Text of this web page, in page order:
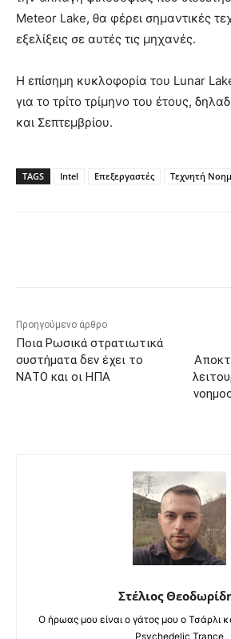
Meteor Lake, θα φέρει σημαντικές
εξελίξεις σε αυτές τις μηχανές.
Η επίσημη κυκλοφορία του Lunar
για το τρίτο τρίμηνο του έτους,
και Σεπτεμβρίου.
TAGS Intel Επεξεργαστές Τεχνητή
Προηγούμενο άρθρο
Ποια Ρωσικά στρατιωτικά
συστήματα δεν έχει το
ΝΑΤΟ και οι ΗΠΑ
Στέλιος
Ο ήρωας μου είναι ο γάτος μου ο Τσάρλι
Psychedelic Trance